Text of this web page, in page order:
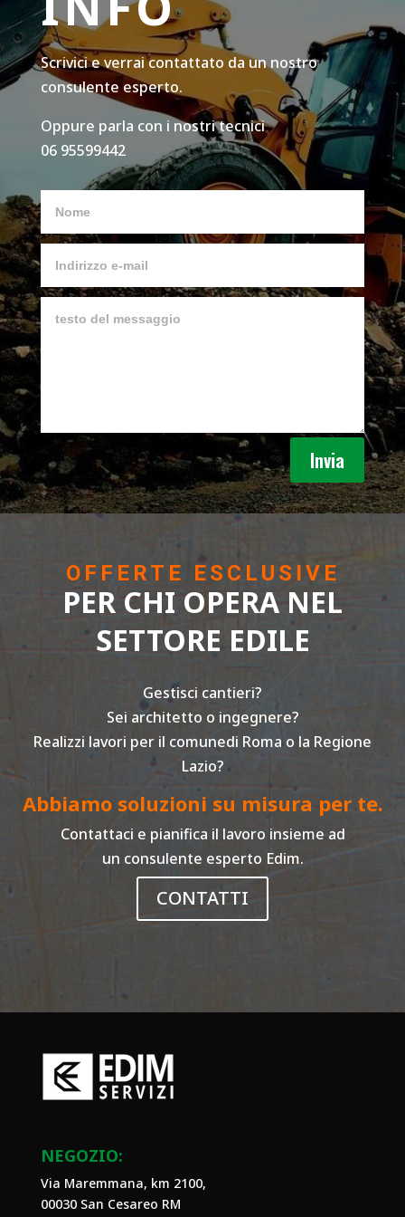
Scrivici e verrai contattato da un nostro
consulente esperto.
Oppure parla con i nostri tecnici
06 95599442
Invia
OFFERTE ESCLUSIVE
PER CHI OPERA NEL
SETTORE EDILE
Gestisci cantieri?
Sei architetto o ingegnere?
Realizzi lavori per il comunedi Roma o la Regione
Lazio?
Abbiamo soluzioni su misura per te.
Contattaci e pianifica il lavoro insieme ad
un consulente esperto Edim.
CONTATTI
NEGOZIO:
Via Maremmana, km 2100,
00030 San Cesareo RM